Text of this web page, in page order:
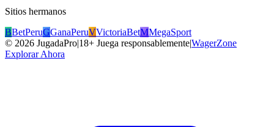
Sitios hermanos
BBetPeruGGanaPeruVVictoriaBetMMegaSport
© 2026 JugadaPro|18+ Juega responsablemente|WagerZone
Explorar Ahora